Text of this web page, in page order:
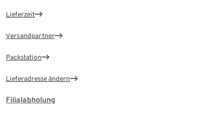
Lieferzeit
Versandpartner
Packstation
Lieferadresse ändern
Filialabholung